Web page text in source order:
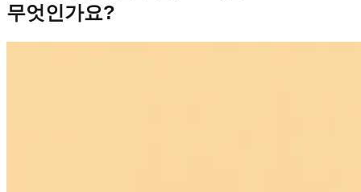
무엇인가요?